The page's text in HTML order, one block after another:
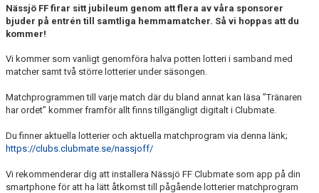
ORGANISATION
Nässjö FF firar sitt jubileum genom att flera av våra sponsorer
bjuder på entrén till samtliga hemmamatcher. Så vi hoppas att du
kommer!
Vi kommer som vanligt genomföra halva potten lotteri i samband med
matcher samt två större lotterier under säsongen.
Matchprogrammen till varje match där du bland annat kan läsa ”Tränaren
har ordet” kommer framför allt finns tillgängligt digitalt i Clubmate.
Du finner aktuella lotterier och aktuella matchprogram via denna länk;
https://clubs.clubmate.se/nassjoff/
Vi rekommenderar dig att installera Nässjö FF Clubmate som app på din
smartphone för att ha lätt åtkomst till pågående lotterier matchprogram